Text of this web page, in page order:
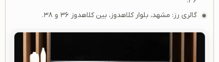
گالری رز: مشهد، بلوار کلاهدوز، بین کلاهدوز ۳۶ و ۳۸.